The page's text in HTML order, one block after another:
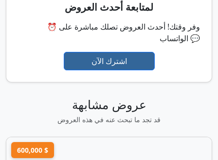
لمتابعة أحدث العروض
⏰ وفر وقتك! أحدث العروض تصلك مباشرة على
الواتساب 💬
اشترك الآن
عروض مشابهة
قد تجد ما تبحث عنه في هذه العروض
600,000 $